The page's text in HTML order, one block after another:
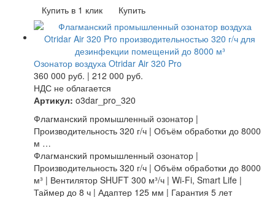
Купить в 1 клик
Купить
Озонатор воздуха Otridar Air 320 Pro
360 000 руб. | 212 000 руб.
НДС не облагается
Артикул: o3dar_pro_320
Флагманский промышленный озонатор |
Производительность 320 г/ч | Объём обработки до 8000
м …
Флагманский промышленный озонатор |
Производительность 320 г/ч | Объём обработки до 8000
м³ | Вентилятор SHUFT 300 м³/ч | Wi-Fi, Smart Life |
Таймер до 8 ч | Адаптер 125 мм | Гарантия 5 лет